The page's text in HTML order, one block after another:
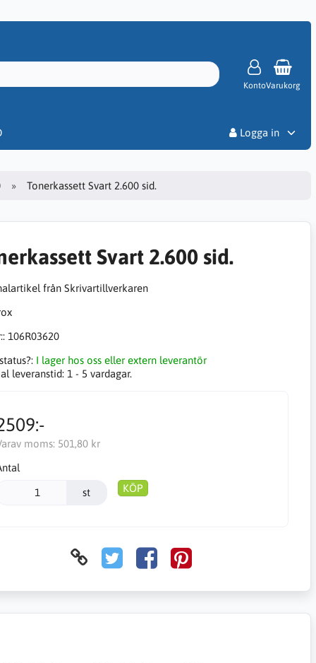
KontoVarukorg
Logga in
Tonerkassett Svart 2.600 sid.
Svart 2.600 sid.
från Skrivartillverkaren
106R03620
I lager hos oss eller extern leverantör
leveranstid: 1 - 5 vardagar.
moms: 501,80 kr
st KÖP